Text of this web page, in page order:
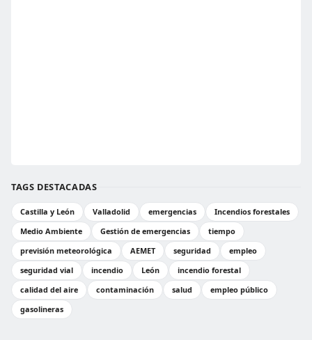
TAGS DESTACADAS
Castilla y León Valladolid emergencias
Incendios forestales
Medio Ambiente
Gestión de emergencias
tiempo
previsión meteorológica
AEMET seguridad
empleo
seguridad vial
incendio León
incendio forestal
calidad del aire
contaminación salud
empleo público
gasolineras